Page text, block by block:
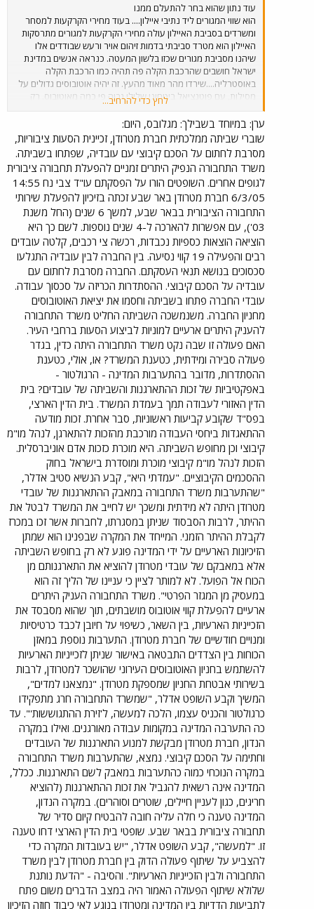
עוד נתון שהוא בחר להתעלם ממנו
הוא שווי המגורים ליד נתיבי איילון.... בעוד מחירי הקרקעות למסחר
ומשרדים בסביבת האיילון עולה מחירי הקרקעות למגורים מתרסקות
האיילון הוא מטרד סביבתי בדמות זיהום אויר ורעש שבודדים אלו
שיהנו מסביבת מגורים שכזו בלשון המעטה. כנראה אנשים במדינת
ישראל חושבים שהרכבת הקלה פה תהיה כמו הרכבת הקלה
באוסטרליה....שירדו מהר מאוד מהעץ. זה יהיה אוטובוסים גדולים על
מסילות, עם פוטנציאל ביטחוני שלילי גבוה פי כמה מאוטובוס. רק
שלאלו במקום זיהום האויר יבואו הקרינה האלקטרומגנטית מקווי
החשמל ומילוי ה"שמיים" בכבלי חשמל מזעזעים. ההשוואה בין רכבת
ישראל לרכבת קלה היא מגוחכת, נקודה.
לחץ כדי להרחיב...
ערן: במיוחד בשבילך: מגלובס, היום:
שוברי שביתה ממלכתית חברת מטרודן, זכיינית הסעות ציבוריות,
מסרבת לחתום על הסכם קיבוצי עם עובדיה, שפתחו בשביתה.
משרד התחבורה הנפיק היתרים זמניים להפעלת תחבורה ציבורית
לגופים אחרים. השופטים הורו על הפסקתם עו"ד צבי נח 14:55
6/3/05 חברת מטרודן באר שבע זכתה בזיכיון להפעלת שירותי
התחבורה הציבורית בבאר שבע, למשך 6 שנים (החל משנת
03'), עם אפשרות להארכה ל-4 שנים נוספות. לשם כך היא
הוציאה הוצאות כספיות נכבדות, רכשה צי רכבים, קלטה עובדים
רבים והפעילה 19 קווי נסיעה. בין החברה לבין עובדיה התגלעו
סכסוכים בנושא תנאי העסקתם. החברה מסרבת לחתום עם
עובדיה על הסכם קיבוצי. ההסתדרות הכריזה על סכסוך עבודה.
עובדי החברה פתחו בשביתה וחסמו את יציאת האוטובוסים
מחניון החברה. משנמשכה השביתה החליט משרד התחבורה
להעניק היתרים ארעיים למוניות לביצוע הסעות ברחבי העיר.
האם פעולה זו שבה נקט משרד התחבורה היתה כדין, בגדר
פעולה סבירה ומידתית, כטענת המשרד? או, אולי, כטענת
ההסתדרות, מדובר בהתערבות המדינה - הרגולטור -
באפקטיביות של זכות ההתארגנות והשביתה של עובדים? בית
הדין האזורי לעבודה תמך בעמדת המשרד. בית הדין הארצי,
בפס"ד שקובע קביעות ראשוניות, סבר אחרת. זכות מודעה
ההתאגדות ביחסי העבודה מורכבת מהזכות להתארגן, לנהל מו"מ
קיבוצי וכן מחופש השביתה. היא מוכרת כזכות אדם אוניברסלית.
הזכות לנהל מו"מ קיבוצי מוכרת ומוסדרת בישראל בחוק
ההסכמים הקיבוציים. "עמדתי היא", קבע הנשיא סטיב אדלר,
"שהתערבות משרד התחבורה במאבק ההתארגנות של עובדי
מטרודן היתה לא מידתית ומשכך יש לחייב את המשרד לבטל את
ההיתר, לרבות הסבסוד שניתן במסגרתו, לחברות אשר זכו במכרז
לקבלת ההיתר הזמני. המייחד את המקרה שבפנינו הוא שמתן
הזיכיונות הארעיים על ידי המדינה פוגע לא רק בחופש השביתה
אלא במאבקם של עובדי מטרודן להוציא את התארגנותם מן
הכוח אל הפועל. לא למותר לציין כי עניינו של הליך זה הוא
במעסיק מן המגזר הפרטי". משרד התחבורה העניק היתרים
ארעיים להפעלת קווי אוטובוס מושבתים, תוך שהוא מסבסד את
הזכייניות הארעיות, בין השאר, כשיפוי על חיובן לכבד כרטיסיות
ומנויים חודשיים של חברת מטרודן. התערבות נוספת במאזן
הכוחות בין הצדדים התבטאה באישור שניתן לזכייניות הארעיות
להשתמש בחניון האוטובוסים העירוני שהושכר למטרודן, לרבות
בשירותי אבטחת החניון שמספקת מטרודן. "נמצאנו למדים",
המשיך וקבע השופט אדלר, "שמשרד התחבורה חרג מתפקידו
כרגולטור והכניס עצמו, הלכה למעשה, ל'זירת ההתגוששות'". עד
כה התערבה המדינה במקומות עבודה מאורגנים. ואילו במקרה
הנדון, חברת מטרודן מבקשת למנוע התארגנות של העובדים
וחתימה על הסכם קיבוצי. נמצא, שהתערבות משרד התחבורה
במקרה הנוכחי כמוה כהתערבות במאבק לשם התארגנות. ככלל,
המדינה אינה רשאית להגביל את זכות ההתארגנות (להוציא
חריגים, כגון לעניין חיילים, שוטרים וסוהרים). במקרה הנדון,
המדינה טענה כי חלה עליה חובה להבטיח קיום סדיר של
תחבורה ציבורית בבאר שבע. שופטי בית הדין הארצי דחו טענה
זו. "למעשה", קבע השופט אדלר, "יש בעובדות המקרה כדי
להצביע על שיתוף פעולה הדוק בין חברת מטרודן לבין משרד
התחבורה ולבין הזכייניות הארעיות". והסיבה - "הדעת נותנת
שלולא שיתוף הפעולה האמור היה במצב הדברים משום פתח
לתביעות הדדיות בין המדינה ומטרודן בנוגע לאי כיבוד חוזה הזיכיון